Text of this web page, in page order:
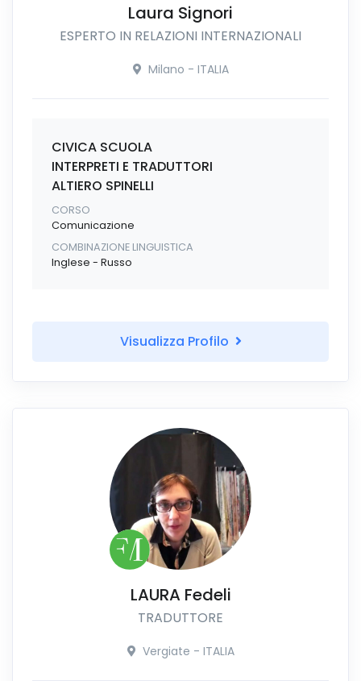
Laura Signori
ESPERTO IN RELAZIONI INTERNAZIONALI
Milano - ITALIA
CIVICA SCUOLA
INTERPRETI E TRADUTTORI
ALTIERO SPINELLI
CORSO
Comunicazione
COMBINAZIONE LINGUISTICA
Inglese - Russo
Visualizza Profilo
LAURA Fedeli
TRADUTTORE
Vergiate - ITALIA